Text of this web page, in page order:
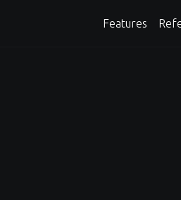
Features